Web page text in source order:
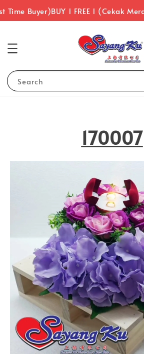
Time Buyer)BUY 1 FREE 1 (Cekak
Search
170007